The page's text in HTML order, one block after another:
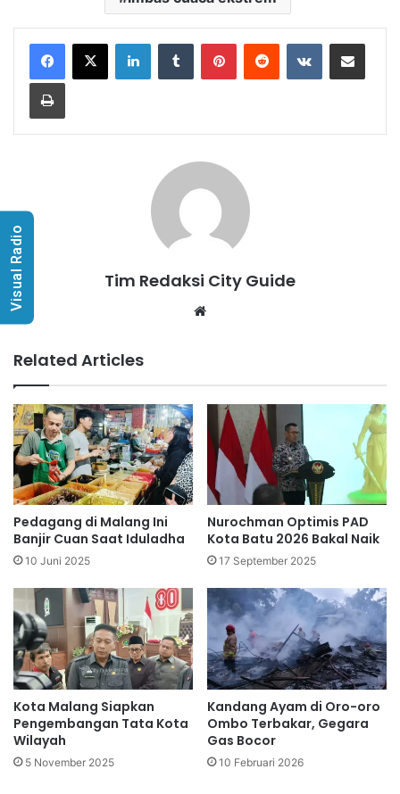
LinkedInTumblr PinterestReddit VKontakteShare via Email
Print
Tim Redaksi City Guide
Related Articles
Pedagang di Malang Ini
Banjir Cuan Saat Iduladha
10 Juni 2025
Nurochman Optimis PAD
Kota Batu 2026 Bakal Naik
17 September 2025
Kota Malang Siapkan
Pengembangan Tata Kota
Wilayah
5 November 2025
Kandang Ayam di Oro-oro
Ombo Terbakar, Gegara
Gas Bocor
10 Februari 2026
Visual Radio